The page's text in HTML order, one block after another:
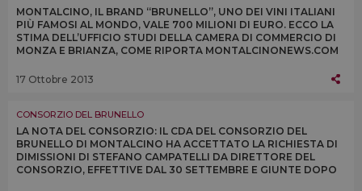
MONTALCINO, IL BRAND “BRUNELLO”, UNO DEI VINI ITALIANI
PIÙ FAMOSI AL MONDO, VALE 700 MILIONI DI EURO. ECCO LA
STIMA DELL’UFFICIO STUDI DELLA CAMERA DI COMMERCIO DI
MONZA E BRIANZA, COME RIPORTA MONTALCINONEWS.COM
17 Ottobre 2013
CONSORZIO DEL BRUNELLO
LA NOTA DEL CONSORZIO: IL CDA DEL CONSORZIO DEL
BRUNELLO DI MONTALCINO HA ACCETTATO LA RICHIESTA DI
DIMISSIONI DI STEFANO CAMPATELLI DA DIRETTORE DEL
CONSORZIO, EFFETTIVE DAL 30 SETTEMBRE E GIUNTE DOPO